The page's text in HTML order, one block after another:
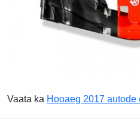
Vaata ka Hooaeg 2017 autode